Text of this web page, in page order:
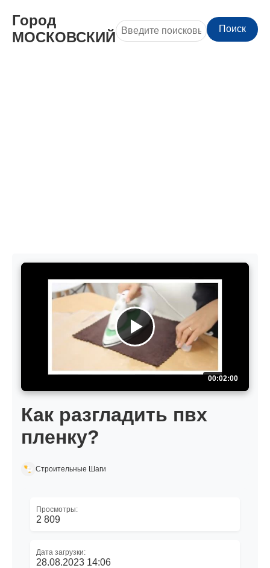
Город
МОСКОВСКИЙ
Поиск
00:02:00
Как разгладить пвх
пленку?
Строительные Шаги
Просмотры:
2 809
Дата загрузки:
28.08.2023 14:06